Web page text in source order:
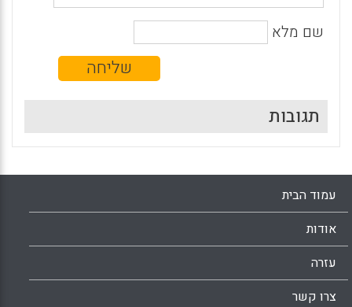
שם מלא
תגובות
עמוד הבית
אודות
עזרה
צרו קשר